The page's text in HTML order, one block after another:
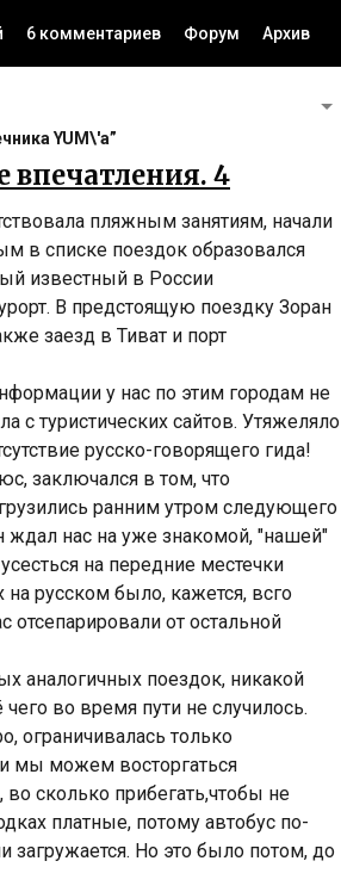
6 комментариев Форум Архив
YUM\'а”
впечатления. 4
пляжным занятиям, начали
в списке поездок образовался
известный в России
В предстоящую поездку Зоран
заезд в Тиват и порт
у нас по этим городам не
с туристических сайтов. Утяжеляло
русско-говорящего гида!
заключался в том, что
ранним утром следующего
нас на уже знакомой, "нашей"
на передние местечки
русском было, кажется, всго
отсепарировали от остальной
аналогичных поездок, никакой
во время пути не случилось.
ограничивалась только
мы можем восторгаться
сколько прибегать,чтобы не
платные, потому автобус по-
загружается. Но это было потом, до